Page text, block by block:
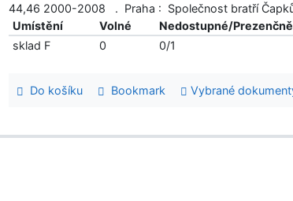
44,46 2000-2008 . Praha : Společnost bratří
Umístění
Volné
Nedostupné/Prezenčně
sklad F
0 0/1
Do košíku Bookmark
Vybrané